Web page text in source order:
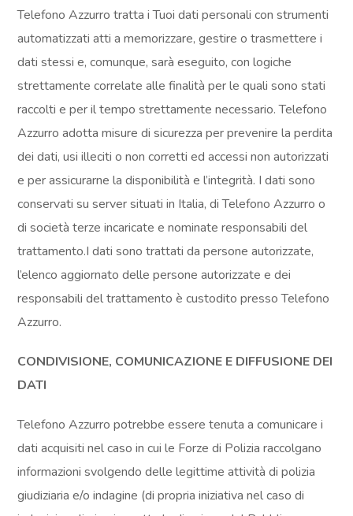
Telefono Azzurro tratta i Tuoi dati personali con strumenti
automatizzati atti a memorizzare, gestire o trasmettere i
dati stessi e, comunque, sarà eseguito, con logiche
strettamente correlate alle finalità per le quali sono stati
raccolti e per il tempo strettamente necessario. Telefono
Azzurro adotta misure di sicurezza per prevenire la perdita
dei dati, usi illeciti o non corretti ed accessi non autorizzati
e per assicurarne la disponibilità e l’integrità. I dati sono
conservati su server situati in Italia, di Telefono Azzurro o
di società terze incaricate e nominate responsabili del
trattamento.I dati sono trattati da persone autorizzate,
l’elenco aggiornato delle persone autorizzate e dei
responsabili del trattamento è custodito presso Telefono
Azzurro.
CONDIVISIONE, COMUNICAZIONE E DIFFUSIONE DEI
DATI
Telefono Azzurro potrebbe essere tenuta a comunicare i
dati acquisiti nel caso in cui le Forze di Polizia raccolgano
informazioni svolgendo delle legittime attività di polizia
giudiziaria e/o indagine (di propria iniziativa nel caso di